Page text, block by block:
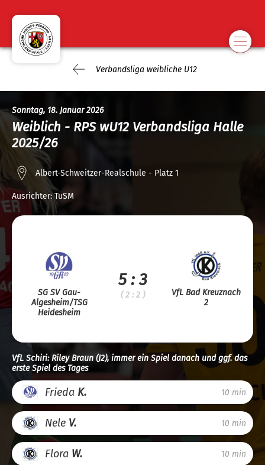
Verbandsliga weibliche U12
Sonntag, 18. Januar 2026
Weiblich - RPS wU12 Verbandsliga Halle
2025/26
Albert-Schweitzer-Realschule - Platz 1
Ausrichter:TuSM
SG SV Gau-
Algesheim/TSG
Heidesheim
5 : 3
( 2 : 2 )
VfL Bad Kreuznach
2
VfL Schiri: Riley Braun (J2), immer ein Spiel danach und ggf. das
erste Spiel des Tages
Frieda K. 10 min
Nele V. 10 min
Flora W. 10 min